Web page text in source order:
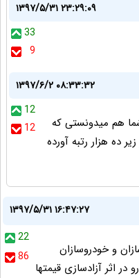
۱۳۹۷/۵/۳۱ ۲۳:۲۹:۰۹
33
9
۱۳۹۷/۶/۲ ۰۸:۳۳:۳۲
12
12
هم میدونستی که
ده هزار رتبه آورده
۱۳۹۷/۵/۳۱ ۱۶:۴۷:۲۷
22
86
قطعه سازان و خودروسازان
اثر آزادسازى قيمتها